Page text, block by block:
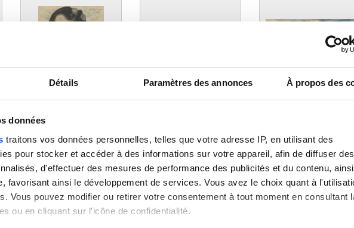
Détails Paramètres des annonces À propos des
données
traitons vos données personnelles, telles que votre adresse IP, en utilisant des
pour stocker et accéder à des informations sur votre appareil, afin de diffuser des
d'effectuer des mesures de performance des publicités et du contenu,
favorisant ainsi le développement de services. Vous avez le choix quant à
Vous pouvez modifier ou retirer votre consentement à tout moment en consultant
ou en cliquant sur l'icône de confidentialité.
Léon Spilliaert